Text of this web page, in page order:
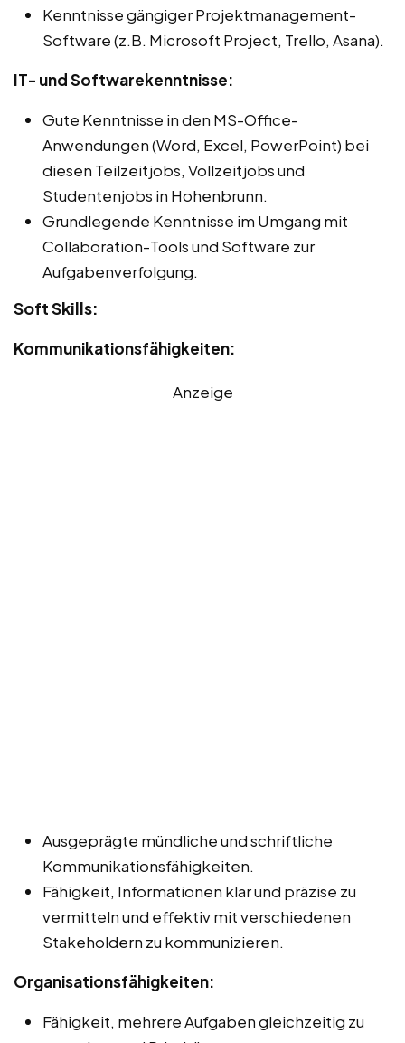
Kenntnisse gängiger Projektmanagement-
Software (z.B. Microsoft Project, Trello, Asana).
IT- und Softwarekenntnisse:
Gute Kenntnisse in den MS-Office-
Anwendungen (Word, Excel, PowerPoint) bei
diesen Teilzeitjobs, Vollzeitjobs und
Studentenjobs in Hohenbrunn.
Grundlegende Kenntnisse im Umgang mit
Collaboration-Tools und Software zur
Aufgabenverfolgung.
Soft Skills:
Kommunikationsfähigkeiten:
Anzeige
Ausgeprägte mündliche und schriftliche
Kommunikationsfähigkeiten.
Fähigkeit, Informationen klar und präzise zu
vermitteln und effektiv mit verschiedenen
Stakeholdern zu kommunizieren.
Organisationsfähigkeiten:
Fähigkeit, mehrere Aufgaben gleichzeitig zu